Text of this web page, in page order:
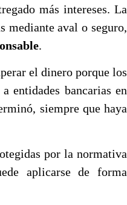
más intereses. La
mediante aval o seguro,
.
el dinero porque los
entidades bancarias en
siempre que haya
por la normativa
aplicarse de forma